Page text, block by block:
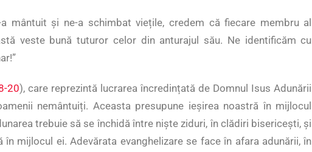
a mântuit și ne-a schimbat viețile, credem că fiecare membru al
veste bună tuturor celor din anturajul său. Ne identificăm cu
20), care reprezintă lucrarea încredințată de Domnul Isus Adunării
nemântuiți. Aceasta presupune ieșirea noastră în mijlocul
trebuie să se închidă între niște ziduri, în clădiri bisericești, și
mijlocul ei. Adevărata evanghelizare se face în afara adunării, în